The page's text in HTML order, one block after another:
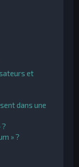
et
dans une
?
» ?